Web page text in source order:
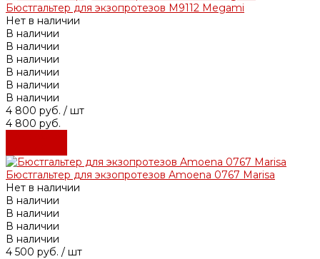
Бюстгальтер для экзопротезов М9112 Megami
Нет в наличии
В наличии
В наличии
В наличии
В наличии
В наличии
В наличии
4 800 руб. / шт
4 800 руб.
Бюстгальтер для экзопротезов Amoena 0767 Marisa
Нет в наличии
В наличии
В наличии
В наличии
В наличии
4 500 руб. / шт